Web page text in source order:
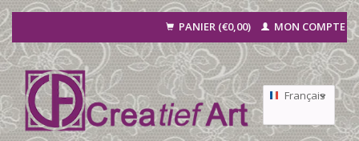
PANIER (€0,00) MON COMPTE
Français